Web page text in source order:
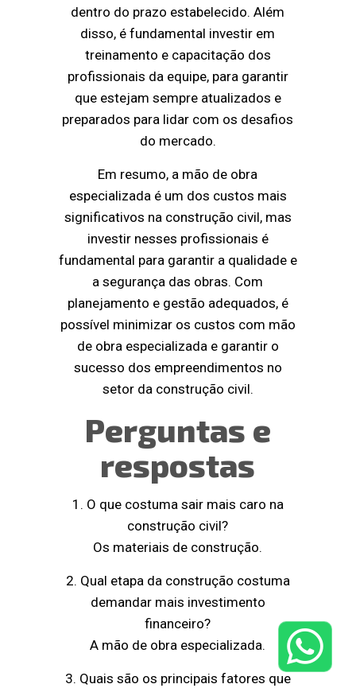
dentro do prazo estabelecido. Além
disso, é fundamental investir em
treinamento e capacitação dos
profissionais da equipe, para garantir
que estejam sempre atualizados e
preparados para lidar com os desafios
do mercado.
Em resumo, a mão de obra
especializada é um dos custos mais
significativos na construção civil, mas
investir nesses profissionais é
fundamental para garantir a qualidade e
a segurança das obras. Com
planejamento e gestão adequados, é
possível minimizar os custos com mão
de obra especializada e garantir o
sucesso dos empreendimentos no
setor da construção civil.
Perguntas e
respostas
1. O que costuma sair mais caro na
construção civil?
Os materiais de construção.
2. Qual etapa da construção costuma
demandar mais investimento
financeiro?
A mão de obra especializada.
3. Quais são os principais fatores que